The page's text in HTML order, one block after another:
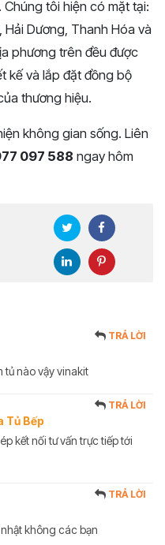
tôi hiện có mặt tại:
Hải Dương, Thanh Hóa và
phương trên đều được
kế và lắp đặt đồng bộ
thương hiệu.
không gian sống. Liên
097 588 ngay hôm
TRẢ LỜI
tủ nào vậy vinakit
Tủ Bếp
TRẢ LỜI
kết nối tư vấn trực tiếp tới
TRẢ LỜI
không các bạn